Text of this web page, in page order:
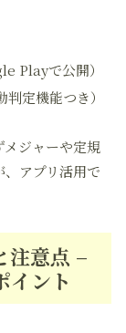
Playで公開）
判定機能つき）
ジャーや定規
アプリ活用で
注意点 –
イント